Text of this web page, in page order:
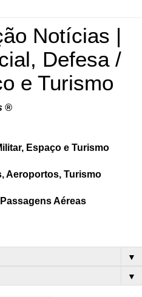
Notícias |
Defesa /
e Turismo
®
Espaço e Turismo
Aeroportos, Turismo
Aéreas
▼
▼